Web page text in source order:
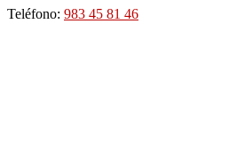
Teléfono: 983 45 81 46